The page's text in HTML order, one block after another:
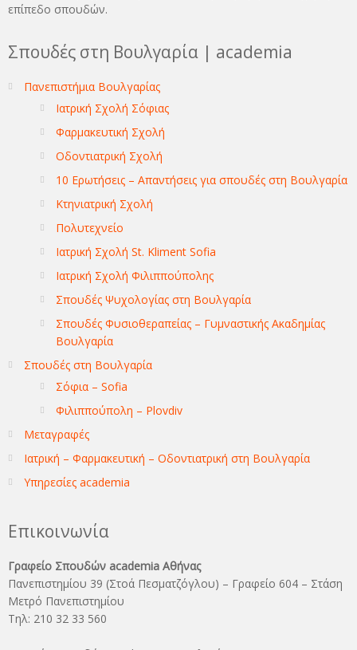
επίπεδο σπουδών.
Σπουδές στη Βουλγαρία | academia
Πανεπιστήμια Βουλγαρίας
Ιατρική Σχολή Σόφιας
Φαρμακευτική Σχολή
Οδοντιατρική Σχολή
10 Ερωτήσεις – Απαντήσεις για σπουδές στη Βουλγαρία
Κτηνιατρική Σχολή
Πολυτεχνείο
Ιατρική Σχολή St. Kliment Sofia
Ιατρική Σχολή Φιλιππούπολης
Σπουδές Ψυχολογίας στη Βουλγαρία
Σπουδές Φυσιοθεραπείας – Γυμναστικής Ακαδημίας
Βουλγαρία
Σπουδές στη Βουλγαρία
Σόφια – Sofia
Φιλιππούπολη – Plovdiv
Μεταγραφές
Ιατρική – Φαρμακευτική – Οδοντιατρική στη Βουλγαρία
Υπηρεσίες academia
Επικοινωνία
Γραφείο Σπουδών academia Αθήνας
Πανεπιστημίου 39 (Στοά Πεσματζόγλου) – Γραφείο 604 – Στάση
Μετρό Πανεπιστημίου
Τηλ: 210 32 33 560